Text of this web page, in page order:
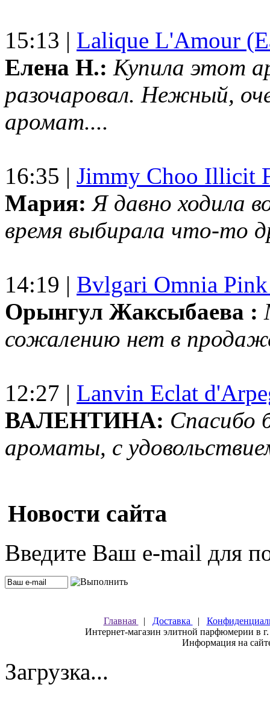
15:13 | Lalique L'Amour
Елена Н.: Купила этот
разочаровал. Нежный,
аромат....
16:35 | Jimmy Choo Illicit
Мария: Я давно ходила
время выбирала что-то
14:19 | Bvlgari Omnia
Орынгул Жаксыбаева :
сожалению нет в
12:27 | Lanvin Eclat
ВАЛЕНТИНА: Спасибо
ароматы, с
Новости сайта
Введите Ваш e-mail для
Главная | Доставка |
Интернет-магазин элитной парфюмерии в
Информация на
Загрузка...